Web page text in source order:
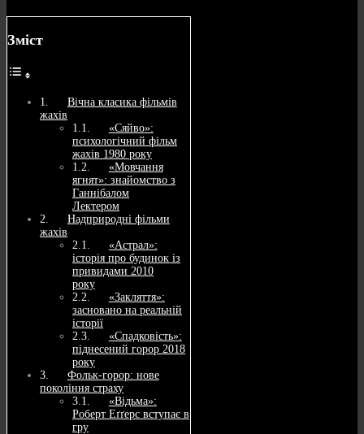
Зміст
Вічна класика фільмів
жахів
«Сяйво»:
психологічний фільм
жахів 1980 року
«Мовчання
ягнят»: знайомство з
Ганнібалом
Лектером
Надприродні фільми
жахів
«Астрал»:
історія про будинок із
привидами 2010
року
«Закляття»:
засновано на реальній
історії
«Спадковість»:
піднесений горор 2018
року
Фольк-горор: нове
покоління страху
«Відьма»:
Роберт Еґґерс вступає в
гру